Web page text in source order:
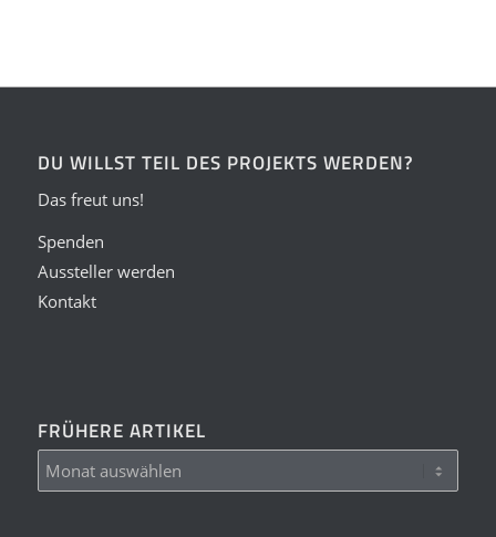
DU WILLST TEIL DES PROJEKTS WERDEN?
Das freut uns!
Spenden
Aussteller werden
Kontakt
FRÜHERE ARTIKEL